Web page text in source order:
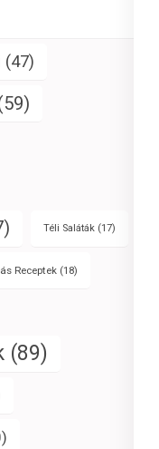
(47)
Téli Saláták (17)
Receptek (18)
(89)